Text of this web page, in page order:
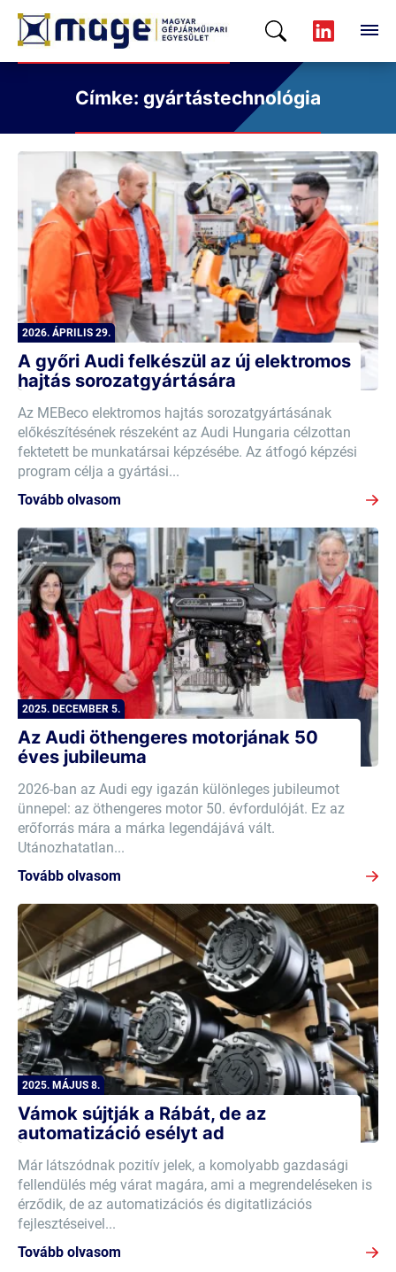
Címke: gyártástechnológia
2026. ÁPRILIS 29.
A győri Audi felkészül az új elektromos
hajtás sorozatgyártására
Az MEBeco elektromos hajtás sorozatgyártásának
előkészítésének részeként az Audi Hungaria célzottan
fektetett be munkatársai képzésébe. Az átfogó képzési
program célja a gyártási...
Tovább olvasom
2025. DECEMBER 5.
Az Audi öthengeres motorjának 50
éves jubileuma
2026-ban az Audi egy igazán különleges jubileumot
ünnepel: az öthengeres motor 50. évfordulóját. Ez az
erőforrás mára a márka legendájává vált.
Utánozhatatlan...
Tovább olvasom
2025. MÁJUS 8.
Vámok sújtják a Rábát, de az
automatizáció esélyt ad
Már látszódnak pozitív jelek, a komolyabb gazdasági
fellendülés még várat magára, ami a megrendeléseken is
érződik, de az automatizációs és digitatlizációs
fejlesztéseivel...
Tovább olvasom